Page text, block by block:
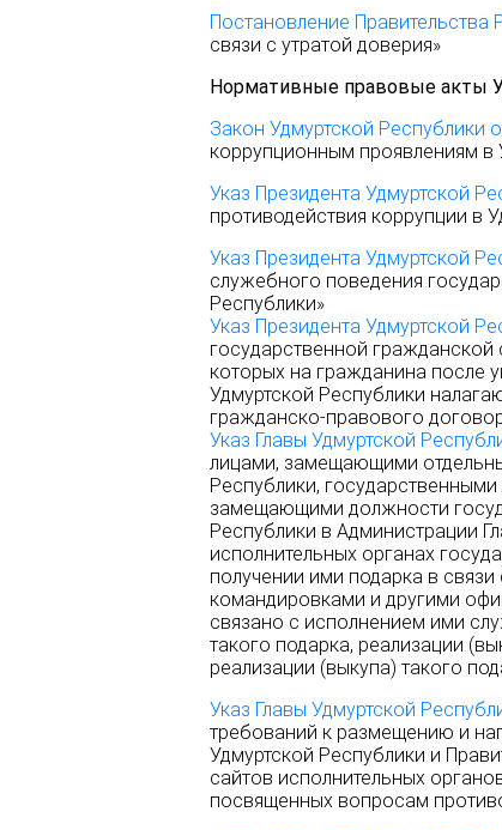
Постановление
связи с утратой доверия»
Нормативные правовые акты
Закон Удмуртской Республики
коррупционным проявлениям в
Указ Президента Удмуртской
противодействия коррупции в
Указ Президента Удмуртской
служебного поведения
Республики»
Указ Президента Удмуртской
государственной
которых на гражданина после
Удмуртской Республики
гражданско-правового
Указ Главы Удмуртской
лицами, замещающими
Республики,
замещающими должности
Республики в Администрации
исполнительных органах
получении ими подарка в
командировками и другими
связано с исполнением ими
такого подарка, реализации
реализации (выкупа) такого
Указ Главы Удмуртской
требований к размещению и
Удмуртской Республики и
сайтов исполнительных
посвященных вопросам